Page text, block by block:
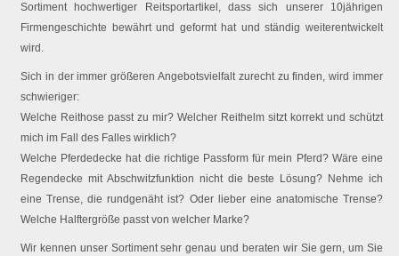
Sortiment hochwertiger Reitsportartikel, dass sich unserer 10jährigen
Firmengeschichte bewährt und geformt hat und ständig weiterentwickelt
wird.
Sich in der immer größeren Angebotsvielfalt zurecht zu finden, wird immer
schwieriger:
Welche Reithose passt zu mir? Welcher Reithelm sitzt korrekt und schützt
mich im Fall des Falles wirklich?
Welche Pferdedecke hat die richtige Passform für mein Pferd? Wäre eine
Regendecke mit Abschwitzfunktion nicht die beste Lösung? Nehme ich
eine Trense, die rundgenäht ist? Oder lieber eine anatomische Trense?
Welche Halftergröße passt von welcher Marke?
Wir kennen unser Sortiment sehr genau und beraten wir Sie gern, um Sie